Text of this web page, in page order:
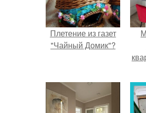
Плетение из газет
"Чайный Домик"?